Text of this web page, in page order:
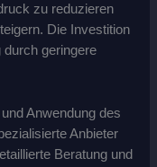
zu reduzieren
Die Investition
geringere
Anwendung des
Anbieter
Beratung und